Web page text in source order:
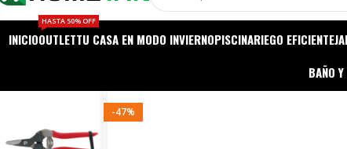
INICIOOUTLET
HASTA 50% OFF
TU CASA EN MODO INVIERNOPISCINARIEGO EFICIENTE
BAÑO
-47%